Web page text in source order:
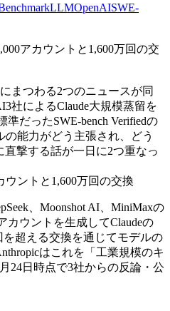
LLMOpenAISWE-
アカウントと1,600万回の交
まつわる2つのニュースが同
社によるClaude大規模蒸留を
だったSWE-bench Verifiedの
能力がどう主張され、どう
撃する話が一日に2つ重なっ
ウントと1,600万回の交換
、Moonshot AI、MiniMaxの
カウントを生成してClaudeの
超える交換を通じてモデルの
はこれを「工業規模のキ
24日時点で3社からの反論・公